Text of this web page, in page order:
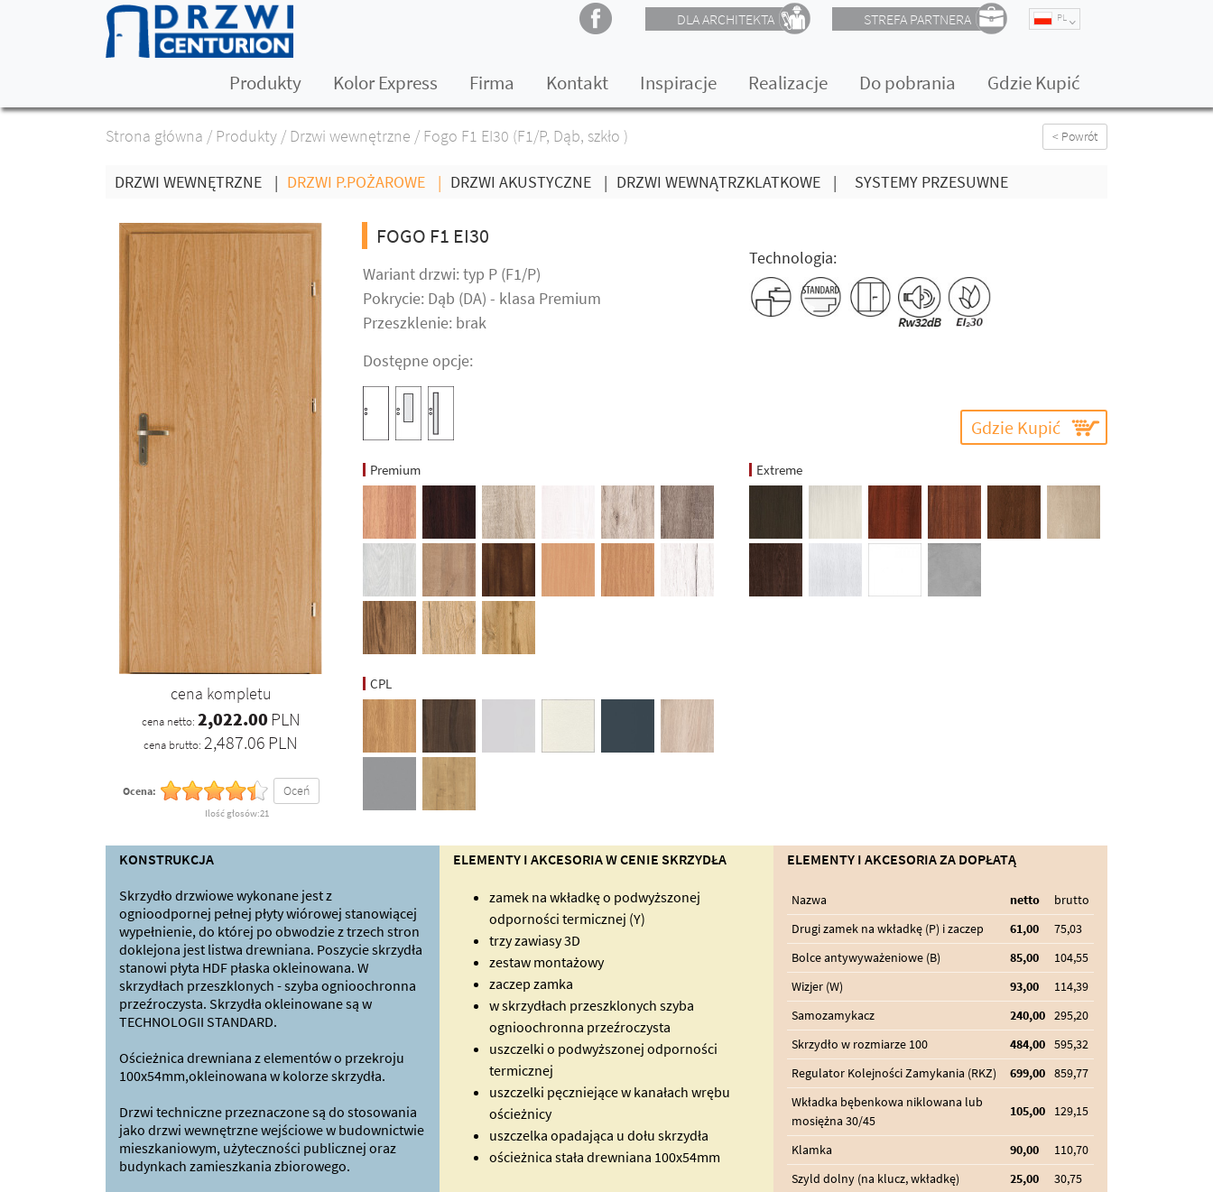
DLA ARCHITEKTA STREFA PARTNERA PL
Produkty Kolor Express Firma Kontakt Inspiracje Realizacje Do pobrania Gdzie Kupić
Strona główna / Produkty / Drzwi wewnętrzne / Fogo F1 EI30 (F1/P, Dąb, szkło ) < Powrót
DRZWI WEWNĘTRZNE | DRZWI P.POŻAROWE | DRZWI AKUSTYCZNE | DRZWI WEWNĄTRZKLATKOWE | SYSTEMY PRZESUWNE
cena kompletu
cena netto: 2,022.00 PLN
cena brutto: 2,487.06 PLN
Ocena:
Ilość głosów:21
Oceń
FOGO F1 EI30
Wariant drzwi: typ P (F1/P)
Pokrycie: Dąb (DA) - klasa Premium
Przeszklenie: brak
Dostępne opcje:
Technologia:
Gdzie Kupić
Premium Extreme
CPL
KONSTRUKCJA
Skrzydło drzwiowe wykonane jest z
ognioodpornej pełnej płyty wiórowej stanowiącej
wypełnienie, do której po obwodzie z trzech stron
doklejona jest listwa drewniana. Poszycie skrzydła
stanowi płyta HDF płaska okleinowana. W
skrzydłach przeszklonych - szyba ognioochronna
przeźroczysta. Skrzydła okleinowane są w
TECHNOLOGII STANDARD.
Ościeżnica drewniana z elementów o przekroju
100x54mm,okleinowana w kolorze skrzydła.
Drzwi techniczne przeznaczone są do stosowania
jako drzwi wewnętrzne wejściowe w budownictwie
mieszkaniowym, użyteczności publicznej oraz
budynkach zamieszkania zbiorowego.
ELEMENTY I AKCESORIA W CENIE SKRZYDŁA
zamek na wkładkę o podwyższonej
odporności termicznej (Y)
trzy zawiasy 3D
zestaw montażowy
zaczep zamka
w skrzydłach przeszklonych szyba
ognioochronna przeźroczysta
uszczelki o podwyższonej odporności
termicznej
uszczelki pęczniejące w kanałach wrębu
ościeżnicy
uszczelka opadająca u dołu skrzydła
ościeżnica stała drewniana 100x54mm
ELEMENTY I AKCESORIA ZA DOPŁATĄ
Nazwa netto
brutto
Drugi zamek na wkładkę (P) i zaczep
61,00
75,03
Bolce antywyważeniowe (B)
85,00
104,55
Wizjer (W)
93,00
114,39
Samozamykacz
240,00 295,20
Skrzydło w rozmiarze 100
484,00 595,32
Regulator Kolejności Zamykania (RKZ)
699,00 859,77
Wkładka bębenkowa niklowana lub
mosiężna 30/45
105,00 129,15
Klamka 90,00
110,70
Szyld dolny (na klucz, wkładkę)
25,00 30,75